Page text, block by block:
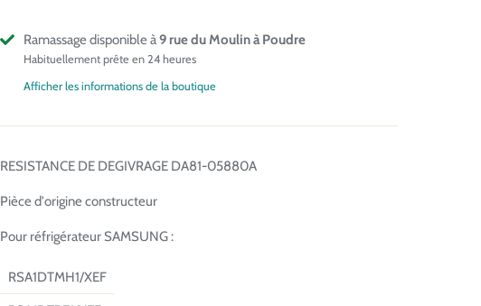
Ramassage disponible à9 rue du Moulin à Poudre
Habituellement prête en 24 heures
Afficher les informations de la boutique
RESISTANCE DE DEGIVRAGE DA81-05880A
Pièce d'origine constructeur
Pour réfrigérateur SAMSUNG :
RSA1DTMH1/XEF